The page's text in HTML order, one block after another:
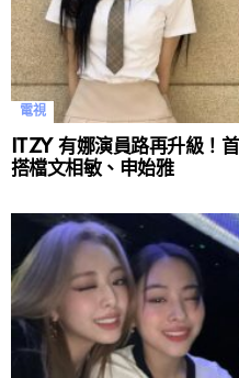
電視
ITZY 有娜演員路再升級！
搭檔文相敏、申始雅